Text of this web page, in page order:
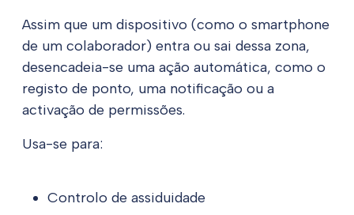
Assim que um dispositivo (como o smartphone
de um colaborador) entra ou sai dessa zona,
desencadeia-se uma ação automática, como o
registo de ponto, uma notificação ou a
activação de permissões.
Usa-se para:
Controlo de assiduidade